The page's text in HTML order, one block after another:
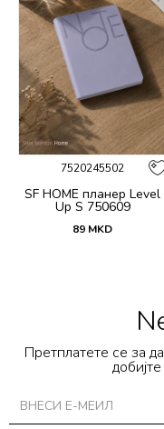
7520245502
SF HOME планер Level
Up S 750609
89 MKD
Претплатете се за